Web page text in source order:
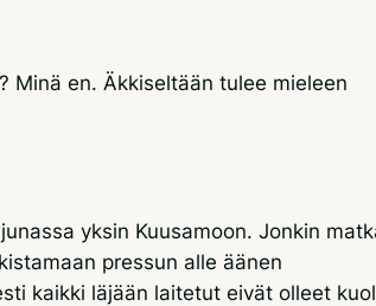
Minä en. Äkkiseltään tulee mieleen
yksin Kuusamoon. Jonkin
pressun alle äänen
kaikki läjään laitetut eivät olleet